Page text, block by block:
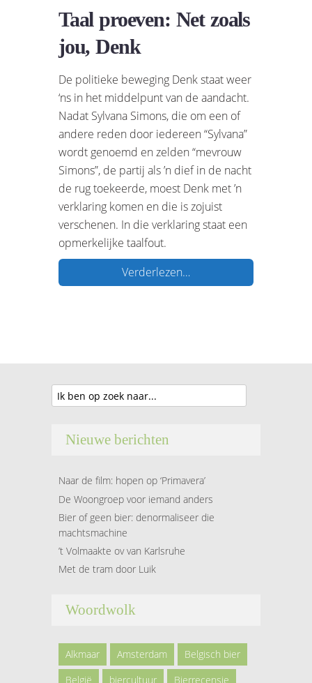
Taal proeven: Net zoals
jou, Denk
De politieke beweging Denk staat weer
‘ns in het middelpunt van de aandacht.
Nadat Sylvana Simons, die om een of
andere reden door iedereen “Sylvana”
wordt genoemd en zelden “mevrouw
Simons”, de partij als ’n dief in de nacht
de rug toekeerde, moest Denk met ’n
verklaring komen en die is zojuist
verschenen. In die verklaring staat een
opmerkelijke taalfout.
Verderlezen…
Nieuwe berichten
Naar de film: hopen op ‘Primavera’
De Woongroep voor iemand anders
Bier of geen bier: denormaliseer die
machtsmachine
’t Volmaakte ov van Karlsruhe
Met de tram door Luik
Woordwolk
Alkmaar Amsterdam
Belgisch bier
België
biercultuur
Bierrecensie